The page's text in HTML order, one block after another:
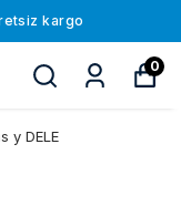
kargo
0
y DELE